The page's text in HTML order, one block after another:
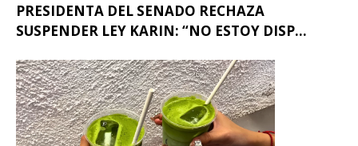
PRESIDENTA DEL SENADO RECHAZA
SUSPENDER LEY KARIN: “NO ESTOY DISP...